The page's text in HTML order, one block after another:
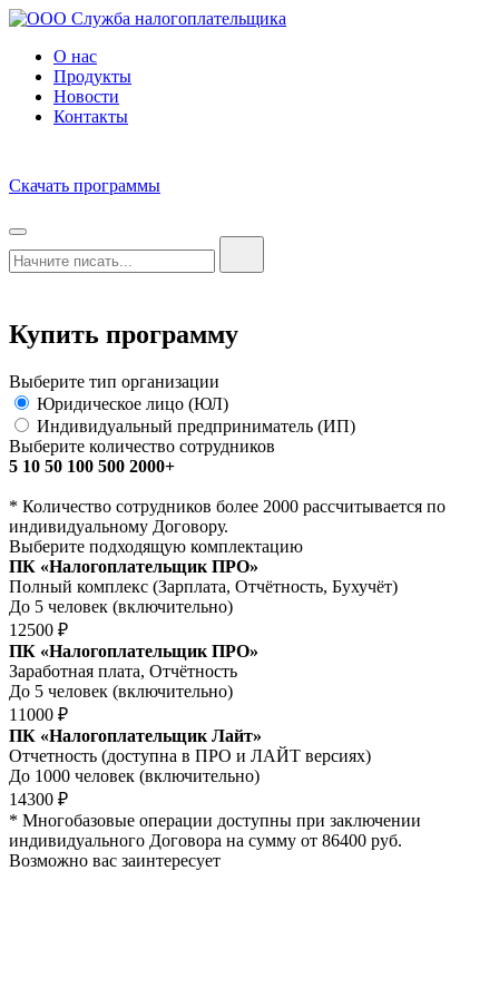
О нас
Продукты
Новости
Контакты
Скачать программы
Купить программу
Выберите тип организации
Юридическое лицо (ЮЛ)
Индивидуальный предприниматель (ИП)
Выберите количество сотрудников
5 10 50 100 500 2000+
* Количество сотрудников более 2000 рассчитывается по
индивидуальному Договору.
Выберите подходящую комплектацию
ПК «Налогоплательщик ПРО»
Полный комплекс (Зарплата, Отчётность, Бухучёт)
До 5 человек (включительно)
12500 ₽
ПК «Налогоплательщик ПРО»
Заработная плата, Отчётность
До 5 человек (включительно)
11000 ₽
ПК «Налогоплательщик Лайт»
Отчетность (доступна в ПРО и ЛАЙТ версиях)
До 1000 человек (включительно)
14300 ₽
* Многобазовые операции доступны при заключении
индивидуального Договора на сумму от 86400 руб.
Возможно вас заинтересует